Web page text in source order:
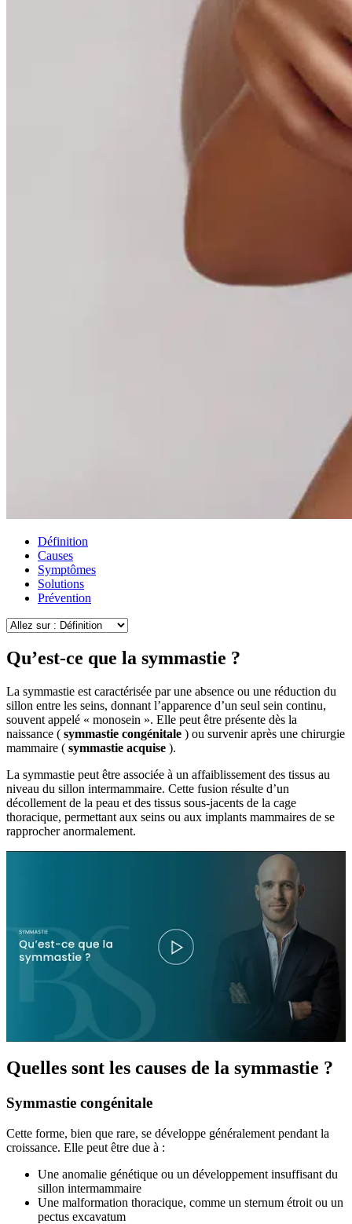
Définition
Causes
Symptômes
Solutions
Prévention
Qu’est-ce que la symmastie ?
La symmastie est caractérisée par une absence ou une réduction du
sillon entre les seins, donnant l’apparence d’un seul sein continu,
souvent appelé « monosein ». Elle peut être présente dès la
naissance ( symmastie congénitale ) ou survenir après une chirurgie
mammaire ( symmastie acquise ).
La symmastie peut être associée à un affaiblissement des tissus au
niveau du sillon intermammaire. Cette fusion résulte d’un
décollement de la peau et des tissus sous-jacents de la cage
thoracique, permettant aux seins ou aux implants mammaires de se
rapprocher anormalement.
Quelles sont les causes de la symmastie ?
Symmastie congénitale
Cette forme, bien que rare, se développe généralement pendant la
croissance. Elle peut être due à :
Une anomalie génétique ou un développement insuffisant du
sillon intermammaire
Une malformation thoracique, comme un sternum étroit ou un
pectus excavatum